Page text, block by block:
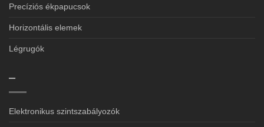
Precíziós ékpapucsok
Horizontális elemek
Légrugók
–
Elektronikus szintszabályozók